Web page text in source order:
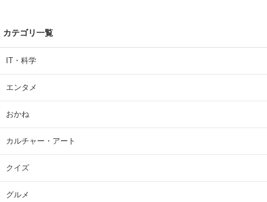
カテゴリ一覧
IT・科学
エンタメ
おかね
カルチャー・アート
クイズ
グルメ